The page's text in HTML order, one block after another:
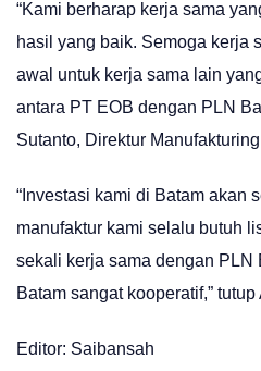
“Kami berharap kerja sama
hasil yang baik. Semoga kerja
awal untuk kerja sama lain
antara PT EOB dengan PLN
Sutanto, Direktur
“Investasi kami di Batam akan
manufaktur kami selalu butuh
sekali kerja sama dengan PLN
Batam sangat kooperatif,” tutup
Editor: Saibansah